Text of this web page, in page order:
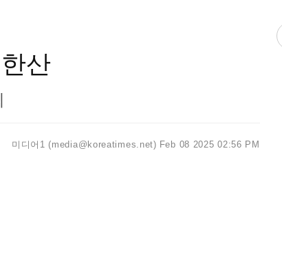
산
미디어1 (media@koreatimes.net) Feb 08 2025 02:56 PM